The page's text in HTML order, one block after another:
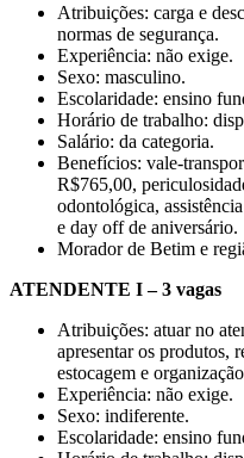
Atribuições: carga e
normas de segurança.
Experiência: não exige.
Sexo: masculino.
Escolaridade: ensino
Horário de trabalho:
Salário: da categoria.
Benefícios: vale-
R$765,00,
odontológica,
e day off de aniversário.
Morador de Betim e
ATENDENTE I – 3 vagas
Atribuições: atuar no
apresentar os produtos,
estocagem e
Experiência: não exige.
Sexo: indiferente.
Escolaridade: ensino